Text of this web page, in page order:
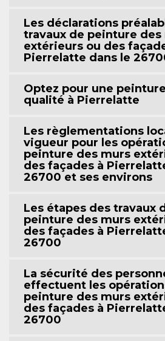
Les déclarations
travaux de peinture des
extérieurs ou des
Pierrelatte dans le
Optez pour une
qualité à Pierrelatte
Les règlementations
vigueur pour les
peinture des murs
des façades à
26700 et ses environs
Les étapes des travaux
peinture des murs
des façades à
26700
La sécurité des
effectuent les
peinture des murs
des façades à
26700